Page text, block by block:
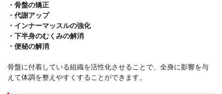
・骨盤の矯正
・代謝アップ
・インナーマッスルの強化
・下半身のむくみの解消
・便秘の解消
骨盤に付着している組織を活性化させることで、全身に影響を与
えて体調を整えやすくすることができます。